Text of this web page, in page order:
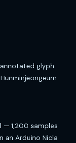
glyph
— 1,200 samples
an Arduino Nicla